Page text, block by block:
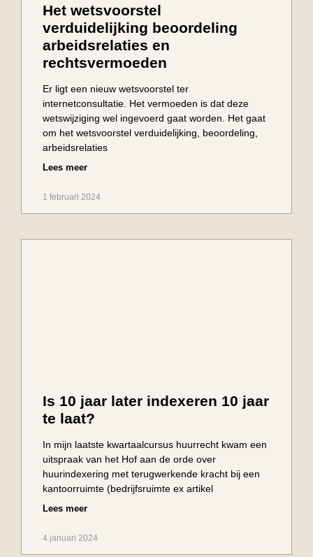
Het wetsvoorstel
verduidelijking beoordeling
arbeidsrelaties en
rechtsvermoeden
Er ligt een nieuw wetsvoorstel ter
internetconsultatie. Het vermoeden is dat deze
wetswijziging wel ingevoerd gaat worden. Het gaat
om het wetsvoorstel verduidelijking, beoordeling,
arbeidsrelaties
Lees meer
1 februari 2024
Is 10 jaar later indexeren 10 jaar
te laat?
In mijn laatste kwartaalcursus huurrecht kwam een
uitspraak van het Hof aan de orde over
huurindexering met terugwerkende kracht bij een
kantoorruimte (bedrijfsruimte ex artikel
Lees meer
4 januari 2024